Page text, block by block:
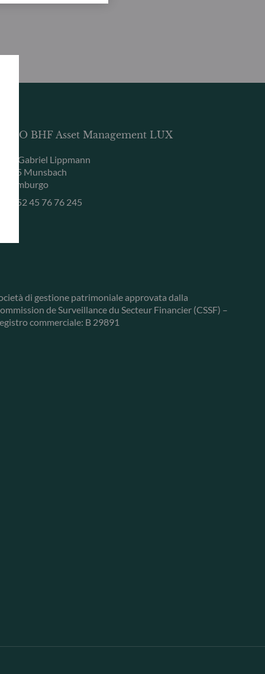
BHF Asset Management LUX
rue Gabriel Lippmann
5365 Munsbach
+352 45 76 76 245
di gestione patrimoniale approvata dalla
de Surveillance du Secteur Financier (CSSF) –
commerciale: B 29891